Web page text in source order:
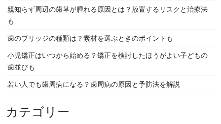
ゲ
ー
シ
ョ
ン
親知らず周辺の歯茎が腫れる原因とは？放置するリスクと治療法
も
歯のブリッジの種類は？素材を選ぶときのポイントも
小児矯正はいつから始める？矯正を検討したほうがよい子どもの
歯並びも
若い人でも歯周病になる？歯周病の原因と予防法を解説
カテゴリー